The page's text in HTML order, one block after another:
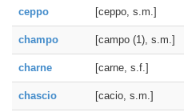
ceppo [ceppo, s.m.]
champo [campo (1), s.m.]
charne [carne, s.f.]
chascio [cacio, s.m.]